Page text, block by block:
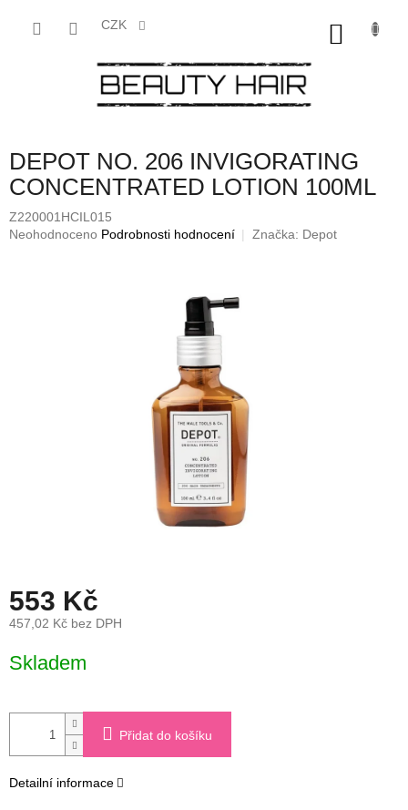
CZK
DEPOT NO. 206 INVIGORATING
CONCENTRATED LOTION 100ML
Z220001HCIL015
Průměrné
Neohodnoceno Podrobnosti hodnocení Značka: Depot
553 Kč
457,02 Kč bez DPH
cena:
Skladem
Přidat do košíku
Detailní informace